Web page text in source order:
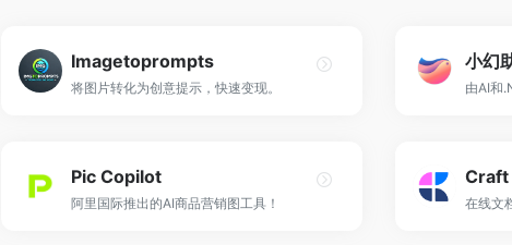
Imagetoprompts
将图片转化为创意提示，快速变现。
小幻
由AI和
Pic Copilot
阿里国际推出的AI商品营销图工具！
Craft
在线文